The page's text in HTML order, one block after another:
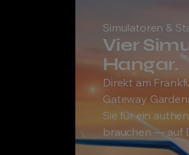
Simulatoren &
Vier
Hangar.
Direkt am
Gateway
Sie für ein
brauchen — auf